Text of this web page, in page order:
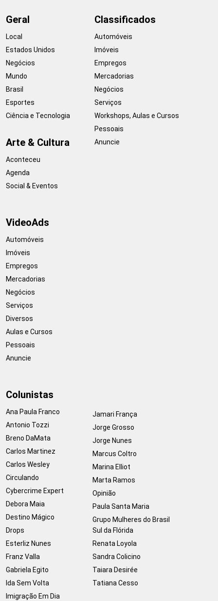
Geral
Local
Estados Unidos
Negócios
Mundo
Brasil
Esportes
Ciência e Tecnologia
Arte & Cultura
Aconteceu
Agenda
Social & Eventos
Classificados
Automóveis
Imóveis
Empregos
Mercadorias
Negócios
Serviços
Workshops, Aulas e Cursos
Pessoais
Anuncie
VideoAds
Automóveis
Imóveis
Empregos
Mercadorias
Negócios
Serviços
Diversos
Aulas e Cursos
Pessoais
Anuncie
Colunistas
Ana Paula Franco
Antonio Tozzi
Breno DaMata
Carlos Martinez
Carlos Wesley
Circulando
Cybercrime Expert
Debora Maia
Destino Mágico
Drops
Esterliz Nunes
Franz Valla
Gabriela Egito
Ida Sem Volta
Imigração Em Dia
Jamari França
Jorge Grosso
Jorge Nunes
Marcus Coltro
Marina Elliot
Marta Ramos
Opinião
Paula Santa Maria
Grupo Mulheres do Brasil
Sul da Flórida
Renata Loyola
Sandra Colicino
Taiara Desirée
Tatiana Cesso